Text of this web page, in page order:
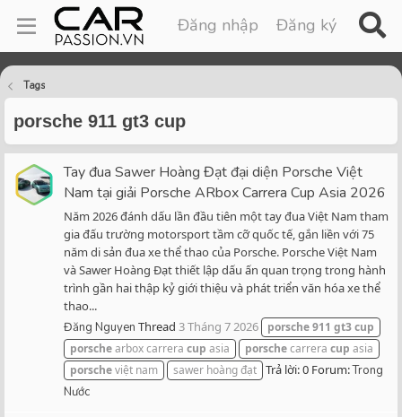
Đăng nhập Đăng ký
Tags
porsche 911 gt3 cup
Tay đua Sawer Hoàng Đạt đại diện Porsche Việt
Nam tại giải Porsche ARbox Carrera Cup Asia 2026
Năm 2026 đánh dấu lần đầu tiên một tay đua Việt Nam tham
gia đấu trường motorsport tầm cỡ quốc tế, gắn liền với 75
năm di sản đua xe thể thao của Porsche. Porsche Việt Nam
và Sawer Hoàng Đạt thiết lập dấu ấn quan trọng trong hành
trình gần hai thập kỷ giới thiệu và phát triển văn hóa xe thể
thao...
Đăng Nguyen Thread 3 Tháng 7 2026 porsche911 gt3cup
porschearbox carrera cup asia porschecarrera cup asia
porscheviệt nam sawer hoàng đạt Trả lời: 0 Forum:Trong
Nước